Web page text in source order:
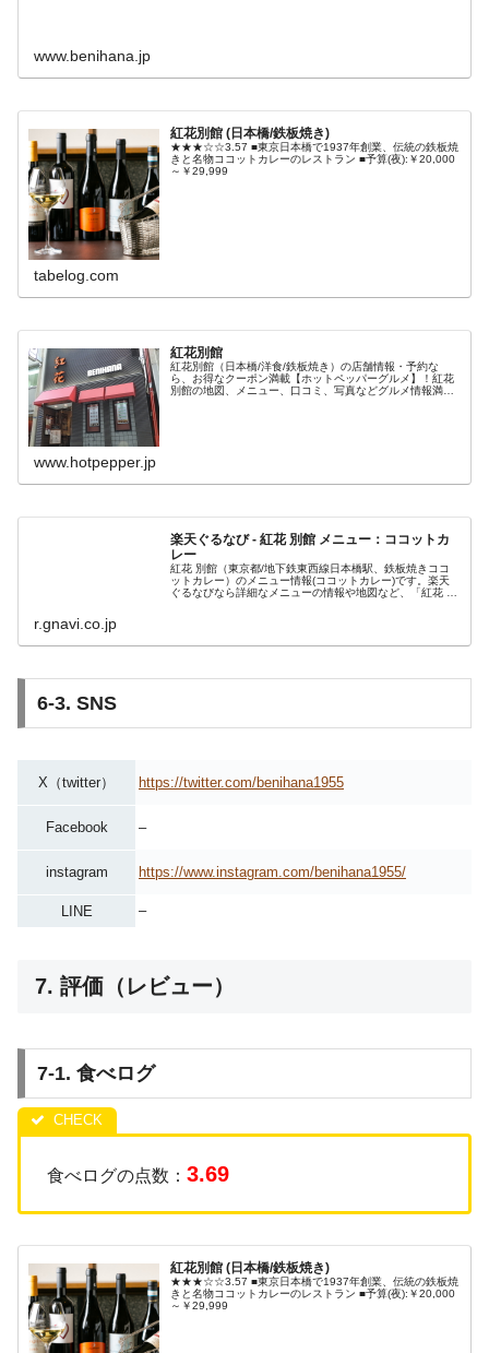
www.benihana.jp
紅花別館 (日本橋/鉄板焼き)
★★★☆☆3.57 ■東京日本橋で1937年創業、伝統の鉄板焼
きと名物ココットカレーのレストラン ■予算(夜):￥20,000
～￥29,999
tabelog.com
紅花別館
紅花別館（日本橋/洋食/鉄板焼き）の店舗情報・予約な
ら、お得なクーポン満載【ホットペッパーグルメ】！紅花
別館の地図、メニュー、口コミ、写真などグルメ情報満載
www.hotpepper.jp
楽天ぐるなび - 紅花 別館 メニュー：ココットカ
レー
紅花 別館（東京都/地下鉄東西線日本橋駅、鉄板焼きココ
ットカレー）のメニュー情報(ココットカレー)です。楽天
ぐるなびなら詳細なメニューの情報や地図など、「紅花 別
r.gnavi.co.jp
6-3. SNS
X（twitter） https://twitter.com/benihana1955
Facebook –
instagram https://www.instagram.com/benihana1955/
LINE –
7. 評価（レビュー）
7-1. 食べログ
食べログの点数： 3.69
紅花別館 (日本橋/鉄板焼き)
★★★☆☆3.57 ■東京日本橋で1937年創業、伝統の鉄板焼
きと名物ココットカレーのレストラン ■予算(夜):￥20,000
～￥29,999